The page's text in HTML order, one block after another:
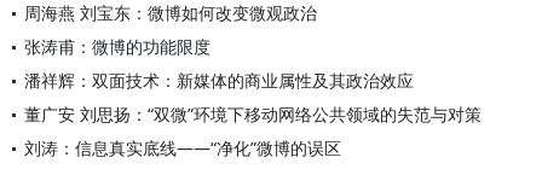
周海燕 刘宝东：微博如何改变微观政治
张涛甫：微博的功能限度
潘祥辉：双面技术：新媒体的商业属性及其政治效应
董广安 刘思扬：“双微”环境下移动网络公共领域的失范与对策
刘涛：信息真实底线——“净化”微博的误区